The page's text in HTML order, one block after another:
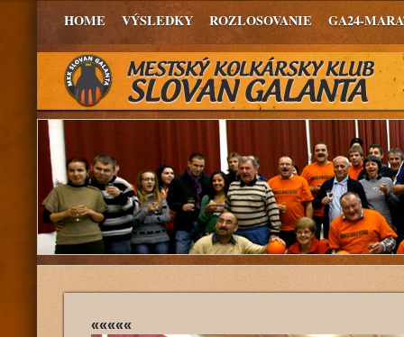
HOME VÝSLEDKY ROZLOSOVANIE GA24-
«««««